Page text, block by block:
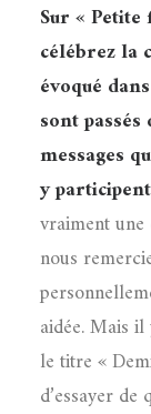
Sur «
célébrez la
évoqué
sont
messages
y
vraiment
nous
aidée. Mais
le titre «
d’essayer